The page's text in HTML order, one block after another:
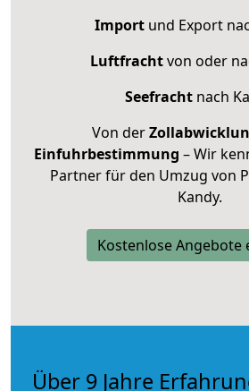
Import und Export
Luftfrachtvon oder
Seefracht nach
Von der
Einfuhrbestimmung – Wir
Partner für den Umzug von
Kandy.
Kostenlose Angebote
Über 9 Jahre